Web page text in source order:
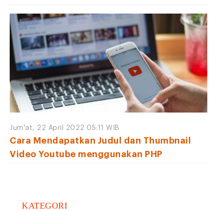
Jum'at, 22 April 2022 05:11 WIB
Cara Mendapatkan Judul dan Thumbnail
Video Youtube menggunakan PHP
KATEGORI